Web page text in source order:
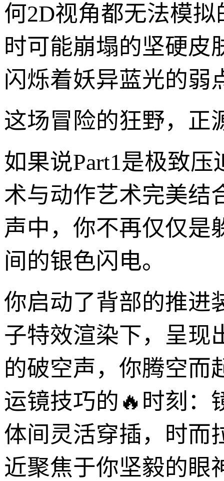
何2D视角都无法模
时可能崩塌的坚硬皮
闪烁着妖异蓝光的弱
这场冒险的狂野，正
如果说Part1是极致
术与动作艺术完美结
声中，你不再仅仅是
间的银色闪电。
你启动了背部的推进
子特效渲染下，呈现
的破空声，你腾空而
运镜技巧的🔥时刻：
体间灵活穿插，时而
近聚焦于你坚毅的眼